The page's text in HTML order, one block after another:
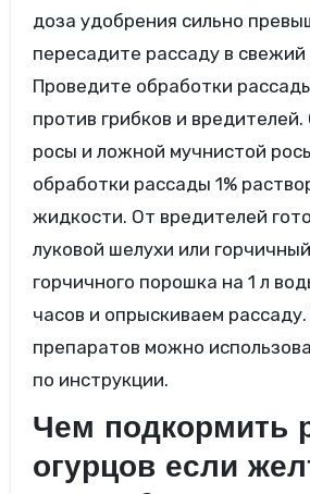
доза удобрения сильно
пересадите рассаду в свежий
Проведите обработки
против грибков и
росы и ложной мучнистой
обработки рассады 1%
жидкости. От вредителей
луковой шелухи или
горчичного порошка на 1 л
часов и опрыскиваем
препаратов можно
по инструкции.
Чем подкормить
огурцов если